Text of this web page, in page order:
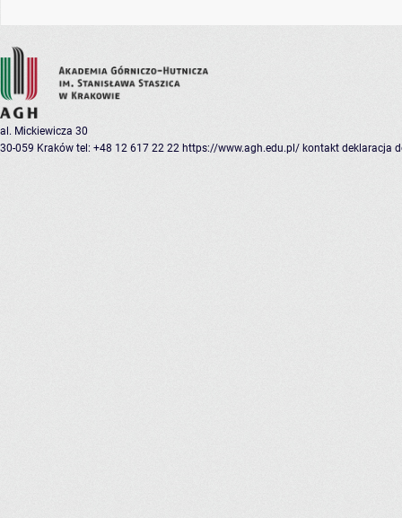
al. Mickiewicza 30
30-059 Kraków tel: +48 12 617 22 22 https://www.agh.edu.pl/ kontakt deklaracja